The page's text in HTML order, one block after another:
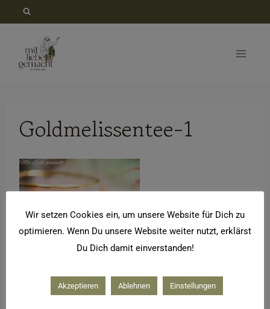
springen
Goldmelissentee-1
Wir setzen Cookies ein, um unsere Website für Dich zu
optimieren. Wenn Du unsere Website weiter nutzt, erklärst
Du Dich damit einverstanden!
Akzeptieren Ablehnen Einstellungen